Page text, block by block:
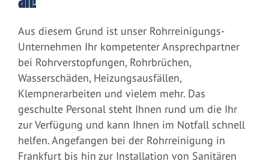
Aus diesem Grund ist unser Rohrreinigungs-
Unternehmen Ihr kompetenter Ansprechpartner
bei Rohrverstopfungen, Rohrbrüchen,
Wasserschäden, Heizungsausfällen,
Klempnerarbeiten und vielem mehr. Das
geschulte Personal steht Ihnen rund um die Ihr
zur Verfügung und kann Ihnen im Notfall schnell
helfen. Angefangen bei der Rohrreinigung in
Frankfurt bis hin zur Installation von Sanitären